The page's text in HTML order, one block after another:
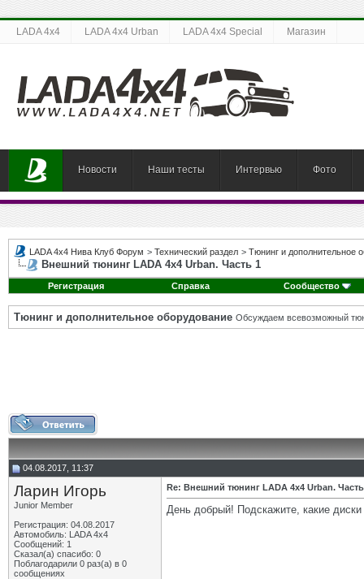
LADA 4x4 LADA 4x4 Urban LADA 4x4 Special Магазин
Новости Наши тесты Интервью Фото
LADA 4x4 Нива Клуб Форум > Технический раздел > Тюнинг и дополнительное
Внешний тюнинг LADA 4x4 Urban. Часть 1
Регистрация Справка Сообщество
Тюнинг и дополнительное оборудование Обсуждаем всевозможный
04.08.2017, 11:37
Ларин Игорь
Junior Member
Регистрация: 04.08.2017
Автомобиль: LADA 4x4
Сообщений: 1
Сказал(а) спасибо: 0
Поблагодарили 0 раз(а) в 0
сообщениях
Re: Внешний тюнинг LADA 4x4 Urban.
День добрый! Подскажите, какие